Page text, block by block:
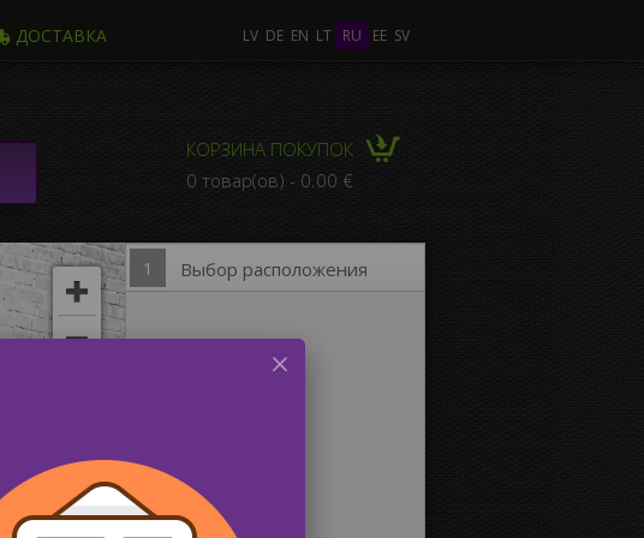
LV DE EN LT RU EE SV
ДОСТАВКА
КОРЗИНА ПОКУПОК
0 товар(ов) - 0.00 €
1 Выбор расположения
КОЛЛАЖ / КОМПОЗИЦИЯ из
нескольких Фото